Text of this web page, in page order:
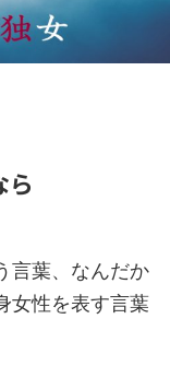
ら
言葉、なんだか
女性を表す言葉